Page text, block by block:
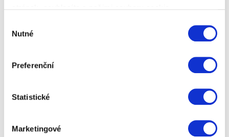
souhlasu
Nutné
Preferenční
Statistické
Marketingové